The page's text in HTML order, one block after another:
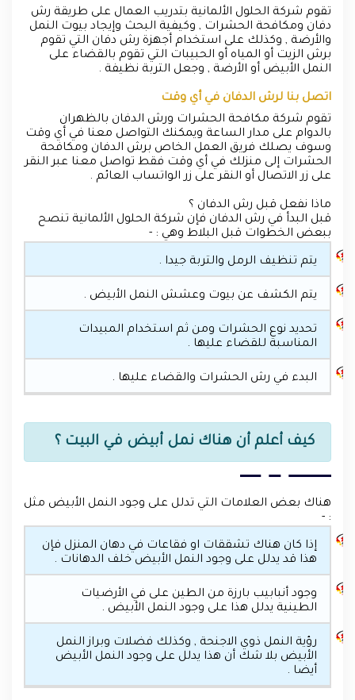
تقوم شركة الحلول الألمانية بتدريب العمال على طريقة رش
دفان ومكافحة الحشرات , وكيفية البحث وإيجاد بيوت النمل
والأرضة , وكذلك على استخدام أجهزة رش دفان التي تقوم
برش الزيت أو المياه أو الحبيبات التي تقوم بالقضاء على
النمل الأبيض أو الأرضة , وجعل التربة نظيفة .
اتصل بنا لرش الدفان في أي وقت
تقوم شركة مكافحة الحشرات ورش الدفان بالظهران
بالدوام على مدار الساعة ويمكنك التواصل معنا في أي وقت
وسوف يصلك فريق العمل الخاص برش الدفان ومكافحة
الحشرات إلى منزلك في أي وقت فقط تواصل معنا عبر النقر
على زر الاتصال أو النقر على زر الواتساب العائم .
ماذا نفعل قبل رش الدفان ؟
قبل البدأ في رش الدفان فإن شركة الحلول الألمانية تنصح
ببعض الخطوات قبل البلاط وهي : -
يتم تنظيف الرمل والتربة جيدا .
يتم الكشف عن بيوت وعشش النمل الأبيض .
تحديد نوع الحشرات ومن ثم استخدام المبيدات
المناسبة للقضاء عليها .
البدء في رش الحشرات والقضاء عليها .
كيف أعلم أن هناك نمل أبيض في البيت ؟
هناك بعض العلامات التي تدلل على وجود النمل الأبيض مثل
: -
إذا كان هناك تشققات او فقاعات في دهان المنزل فإن
هذا قد يدلل على وجود النمل الأبيض خلف الدهانات .
وجود أنبابيب بارزة من الطين على في الأرضيات
الطينية يدلل هذا على وجود النمل الأبيض .
رؤية النمل ذوي الاجنحة , وكذلك فضلات وبراز النمل
الأبيض بلا شك أن هذا يدلل على وجود النمل الأبيض
أيضا .